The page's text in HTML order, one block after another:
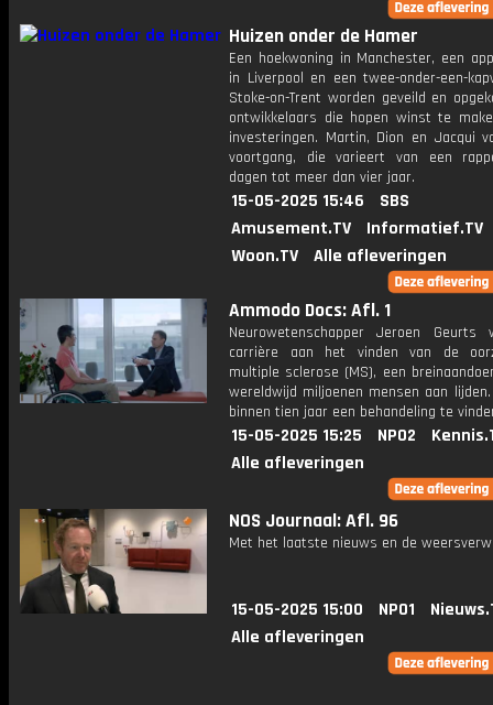
Huizen onder de Hamer
Een hoekwoning in Manchester, een
in Liverpool en een twee-onder-een-
Stoke-on-Trent worden geveild en
ontwikkelaars die hopen winst te
investeringen. Martin, Dion en Jacqui
voortgang, die varieert van een
dagen tot meer dan vier jaar.
15-05-2025 15:46
SBS
Amusement.TV
Informatief.TV
Woon.TV
Alle afleveringen
Ammodo Docs: Afl. 1
Neurowetenschapper Jeroen Geurts
carrière aan het vinden van de
multiple sclerose (MS), een
wereldwijd miljoenen mensen aan
binnen tien jaar een behandeling te
15-05-2025 15:25 NPO2
Alle afleveringen
NOS Journaal: Afl. 96
Met het laatste nieuws en de
15-05-2025 15:00 NPO1
Alle afleveringen